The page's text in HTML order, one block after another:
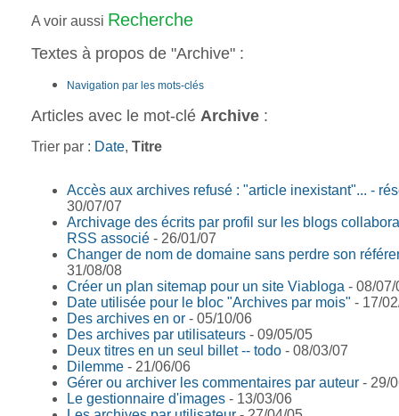
A voir aussi Recherche
Textes à propos de "Archive" :
Navigation par les mots-clés
Articles avec le mot-clé Archive :
Trier par : Date, Titre
Accès aux archives refusé : "article inexistant"... -
30/07/07
Archivage des écrits par profil sur les blogs
RSS associé - 26/01/07
Changer de nom de domaine sans perdre son
31/08/08
Créer un plan sitemap pour un site Viabloga - 08/07/
Date utilisée pour le bloc "Archives par mois" - 17/
Des archives en or - 05/10/06
Des archives par utilisateurs - 09/05/05
Deux titres en un seul billet -- todo - 08/03/07
Dilemme - 21/06/06
Gérer ou archiver les commentaires par auteur - 29/
Le gestionnaire d'images - 13/03/06